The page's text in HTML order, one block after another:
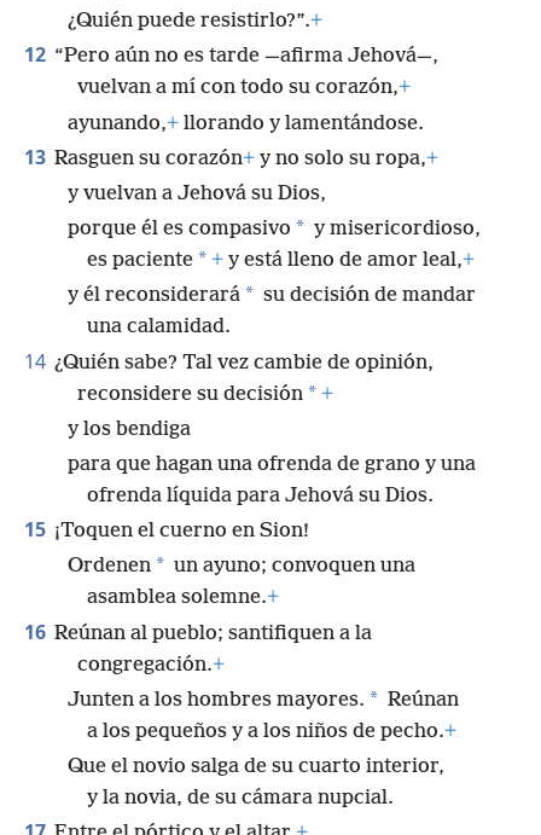
¿Quién puede resistirlo?”.+
12 “Pero aún no es tarde —afirma Jehová—,
vuelvan a mí con todo su corazón,+
ayunando,+ llorando y lamentándose.
13 Rasguen su corazón+ y no solo su ropa,+
y vuelvan a Jehová su Dios,
porque él es compasivo * y misericordioso,
es paciente * + y está lleno de amor leal,+
y él reconsiderará * su decisión de mandar
una calamidad.
14 ¿Quién sabe? Tal vez cambie de opinión,
reconsidere su decisión * +
y los bendiga
para que hagan una ofrenda de grano y una
ofrenda líquida para Jehová su Dios.
15 ¡Toquen el cuerno en Sion!
Ordenen * un ayuno; convoquen una
asamblea solemne.+
16 Reúnan al pueblo; santifiquen a la
congregación.+
Junten a los hombres mayores. * Reúnan
a los pequeños y a los niños de pecho.+
Que el novio salga de su cuarto interior,
y la novia, de su cámara nupcial.